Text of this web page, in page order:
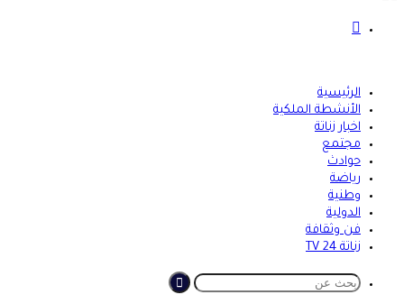
الرئيسية
الأنشطة الملكية
اخبار زناتة
مجتمع
حوادث
رياضة
وطنية
الدولية
فن وثقافة
زناتة 24 TV
بحث